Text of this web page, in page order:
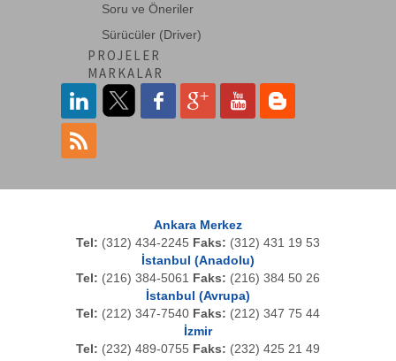
DN-BLIND-SW
Tozdan Korumak İçin Kapak, Patch
Paneller İçin
Soru ve Öneriler
Sürücüler (Driver)
PROJELER
MARKALAR
Ankara Merkez
Tel: (312) 434-2245 Faks: (312) 431 19 53
İstanbul (Anadolu)
Tel: (216) 384-5061 Faks: (216) 384 50 26
İstanbul (Avrupa)
Tel: (212) 347-7540 Faks: (212) 347 75 44
İzmir
Tel: (232) 489-0755 Faks: (232) 425 21 49